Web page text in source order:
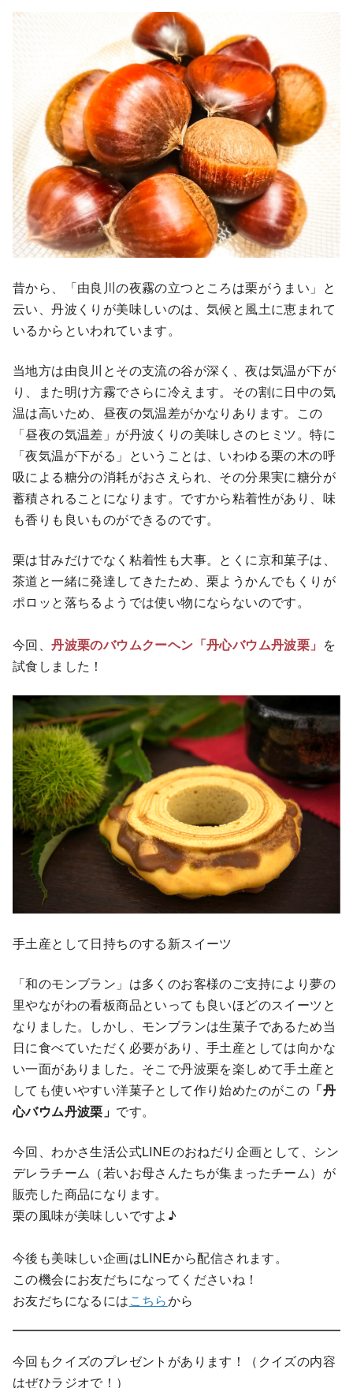
昔から、「由良川の夜霧の立つところは栗がうまい」と
云い、丹波くりが美味しいのは、気候と風土に恵まれて
いるからといわれています。
当地方は由良川とその支流の谷が深く、夜は気温が下が
り、また明け方霧でさらに冷えます。その割に日中の気
温は高いため、昼夜の気温差がかなりあります。この
「昼夜の気温差」が丹波くりの美味しさのヒミツ。特に
「夜気温が下がる」ということは、いわゆる栗の木の呼
吸による糖分の消耗がおさえられ、その分果実に糖分が
蓄積されることになります。ですから粘着性があり、味
も香りも良いものができるのです。
栗は甘みだけでなく粘着性も大事。とくに京和菓子は、
茶道と一緒に発達してきたため、栗ようかんでもくりが
ポロッと落ちるようでは使い物にならないのです。
今回、丹波栗のバウムクーヘン「丹心バウム丹波栗」 を
試食しました！
手土産として日持ちのする新スイーツ
「和のモンブラン」は多くのお客様のご支持により夢の
里やながわの看板商品といっても良いほどのスイーツと
なりました。しかし、モンブランは生菓子であるため当
日に食べていただく必要があり、手土産としては向かな
い一面がありました。そこで丹波栗を楽しめて手土産と
しても使いやすい洋菓子として作り始めたのがこの 「丹
心バウム丹波栗」 です。
今回、わかさ生活公式LINEのおねだり企画として、シン
デレラチーム（若いお母さんたちが集まったチーム）が
販売した商品になります。
栗の風味が美味しいですよ♪
今後も美味しい企画はLINEから配信されます。
この機会にお友だちになってくださいね！
お友だちになるにはこちらから
今回もクイズのプレゼントがあります！（クイズの内容
はぜひラジオで！）